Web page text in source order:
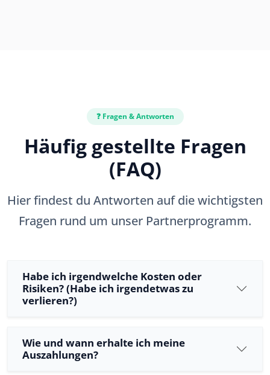
❓ Fragen & Antworten
Häufig gestellte Fragen
(FAQ)
Hier findest du Antworten auf die wichtigsten
Fragen rund um unser Partnerprogramm.
Habe ich irgendwelche Kosten oder
Risiken? (Habe ich irgendetwas zu
verlieren?)
Wie und wann erhalte ich meine
Auszahlungen?